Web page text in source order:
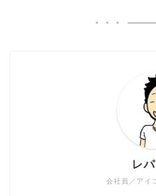
会社員／アイ
レ